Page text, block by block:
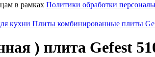
в рамках Политики обработки
кухни Плиты комбинированные плиты
) плита Gefest